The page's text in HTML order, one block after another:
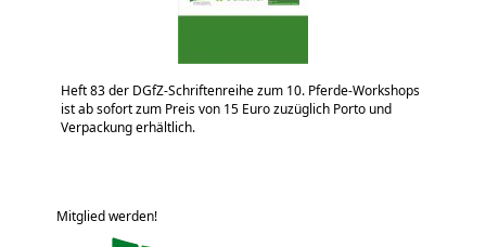
Heft 83 der DGfZ-Schriftenreihe zum 10. Pferde-Workshops
ist ab sofort zum Preis von 15 Euro zuzüglich Porto und
Verpackung erhältlich.
Mitglied werden!